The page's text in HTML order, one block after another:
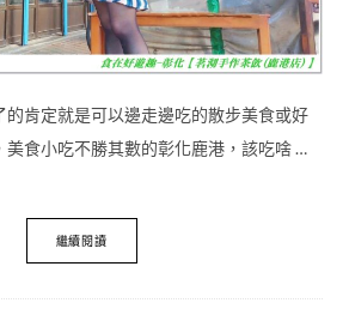
的肯定就是可以邊走邊吃的散步美食或好
美食小吃不勝其數的彰化鹿港，該吃啥 …
繼續閱讀